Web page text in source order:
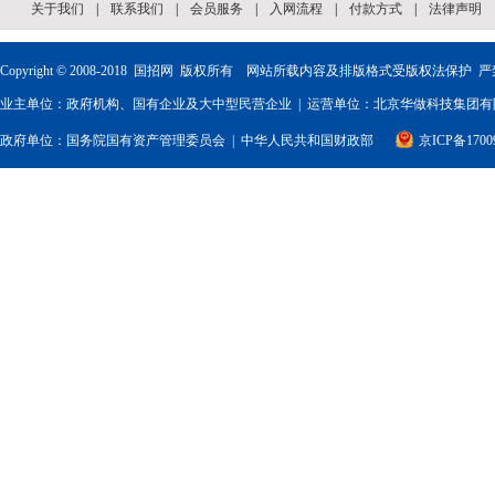
关于我们 联系我们 会员服务 入网流程 付款方式 法律声明
Copyright © 2008-2018 国招网 版权所有 网站所载内容及排版格式受版权法保护 严
业主单位：政府机构、国有企业及大中型民营企业 | 运营单位：北京华做科技集团
政府单位： 国务院国有资产管理委员会 中华人民共和国财政部 京ICP备